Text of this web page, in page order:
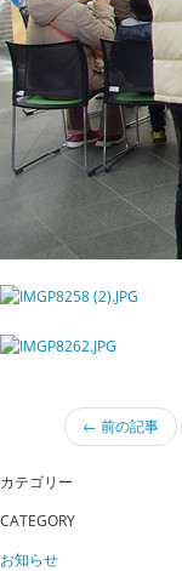
← 前の記事
カテゴリー
CATEGORY
お知らせ